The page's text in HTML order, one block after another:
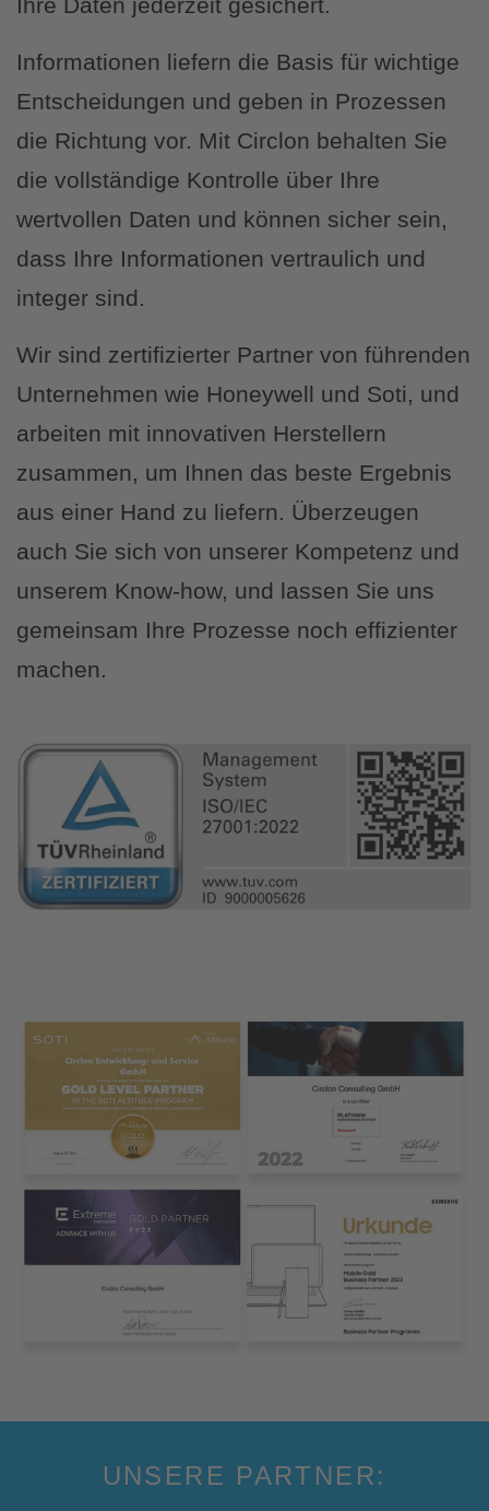
Ihre Daten jederzeit gesichert.
Informationen liefern die Basis für wichtige
Entscheidungen und geben in Prozessen
die Richtung vor. Mit Circlon behalten Sie
die vollständige Kontrolle über Ihre
wertvollen Daten und können sicher sein,
dass Ihre Informationen vertraulich und
integer sind.
Wir sind zertifizierter Partner von führenden
Unternehmen wie Honeywell und Soti, und
arbeiten mit innovativen Herstellern
zusammen, um Ihnen das beste Ergebnis
aus einer Hand zu liefern. Überzeugen
auch Sie sich von unserer Kompetenz und
unserem Know-how, und lassen Sie uns
gemeinsam Ihre Prozesse noch effizienter
machen.
UNSERE PARTNER: